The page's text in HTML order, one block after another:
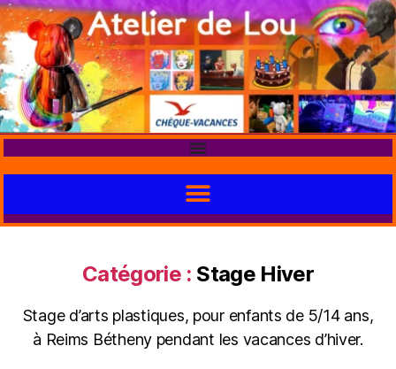
Catégorie : Stage Hiver
Stage d’arts plastiques, pour enfants de 5/14 ans,
à Reims Bétheny pendant les vacances d’hiver.